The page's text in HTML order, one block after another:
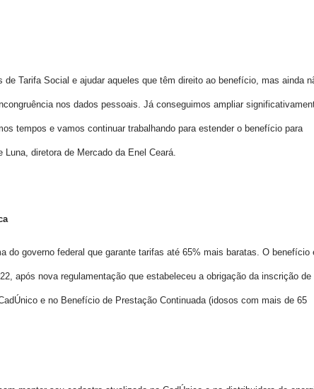
de Tarifa Social e ajudar aqueles que têm direito ao benefício, mas ainda
nos dados pessoais. Já conseguimos ampliar
tempos e vamos continuar trabalhando para estender o benefício para
diretora de Mercado da Enel Ceará.
do governo federal que garante tarifas até 65% mais baratas. O benefício
após nova regulamentação que estabeleceu a obrigação da inscrição de
e no Benefício de Prestação Continuada (idosos com mais de 65